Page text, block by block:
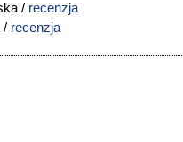
/ recenzja
/ recenzja